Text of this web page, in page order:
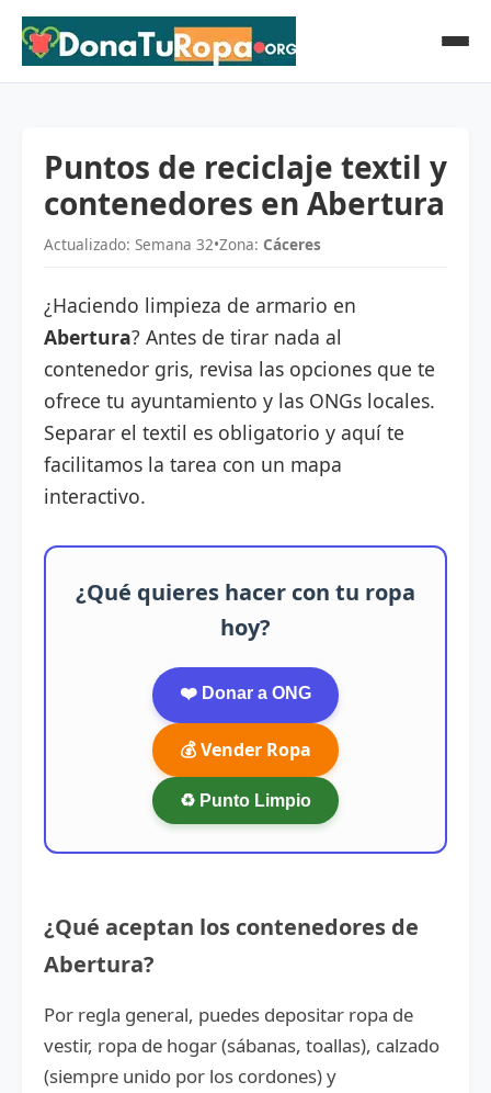
Puntos de reciclaje textil y
contenedores en Abertura
Actualizado: Semana 32•Zona: Cáceres
¿Haciendo limpieza de armario en
Abertura? Antes de tirar nada al
contenedor gris, revisa las opciones que te
ofrece tu ayuntamiento y las ONGs locales.
Separar el textil es obligatorio y aquí te
facilitamos la tarea con un mapa
interactivo.
¿Qué quieres hacer con tu ropa
hoy?
❤️ Donar a ONG
💰 Vender Ropa
♻️ Punto Limpio
¿Qué aceptan los contenedores de
Abertura?
Por regla general, puedes depositar ropa de
vestir, ropa de hogar (sábanas, toallas), calzado
(siempre unido por los cordones) y